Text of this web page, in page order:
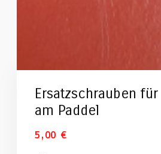
Ersatzschrauben
am Paddel
5,00 €